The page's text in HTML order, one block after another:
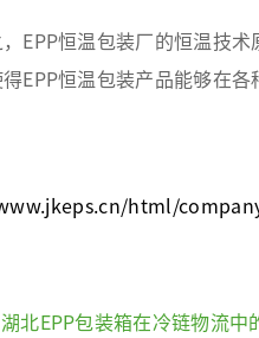
恒温包装厂的恒温技术
EPP恒温包装产品能够在
html/
湖北EPP包装箱在冷链物流中